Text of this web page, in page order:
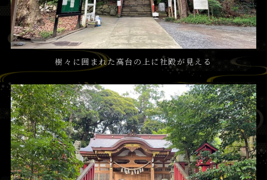
樹々に囲まれた高台の上に社殿が見える